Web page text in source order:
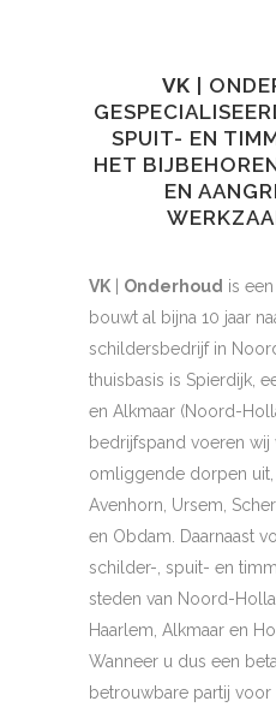
VK |
SPUIT- EN
HET
EN
VK Onderhoud is
bouwt al bijna 10 jaar
schildersbedrijf in
thuisbasis is Spierdijk,
en Alkmaar (Noord-
bedrijfspand voeren wij
omliggende dorpen uit,
Avenhorn, Ursem,
en Obdam. Daarnaast
schilder-, spuit- en
steden van Noord-
Haarlem, Alkmaar en
Wanneer u dus een
betrouwbare partij